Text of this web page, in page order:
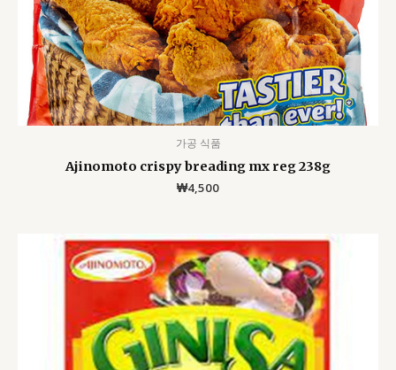
가공 식품
Ajinomoto crispy breading mx reg 238g
₩4,500